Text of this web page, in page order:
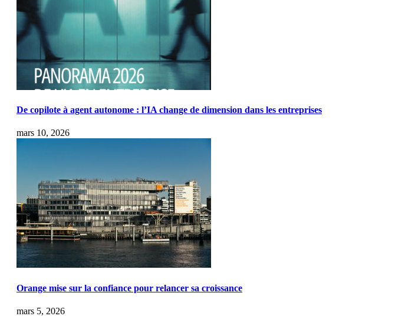
De copilote à agent autonome : l’IA change de dimension dans les entreprises
mars 10, 2026
Orange mise sur la confiance pour relancer sa croissance
mars 5, 2026